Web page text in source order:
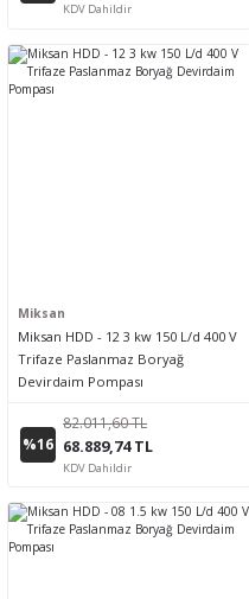
KDV Dahildir
Miksan
Miksan HDD - 12 3 kw 150 L/d 400 V
Trifaze Paslanmaz Boryağ
Devirdaim Pompası
%16
82.011,60 TL
68.889,74 TL
KDV Dahildir